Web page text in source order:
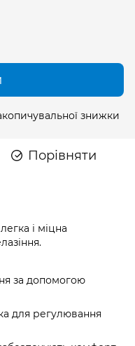
знижки
Порівняти
і міцна
за допомогою
для регулювання